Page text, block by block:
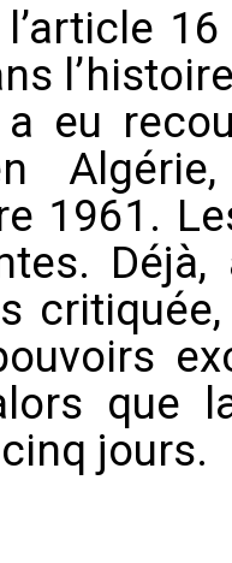
a eu
1961.
Déjà,
que
jours.